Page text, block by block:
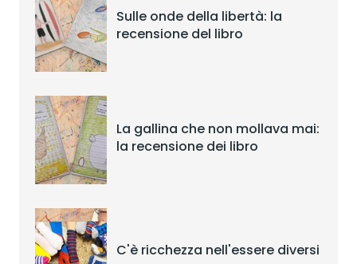
Sulle onde della libertà: la
recensione del libro
La gallina che non mollava mai:
la recensione dei libro
C'è ricchezza nell'essere diversi